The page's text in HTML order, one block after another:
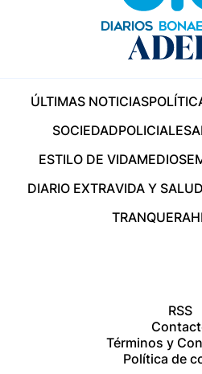
ÚLTIMAS NOTICIAS
SOCIEDADPOLICIALES
ESTILO DE VIDAMEDIOS
DIARIO EXTRAVIDA Y
TRANQUERA
RSS
Términos y
Política de